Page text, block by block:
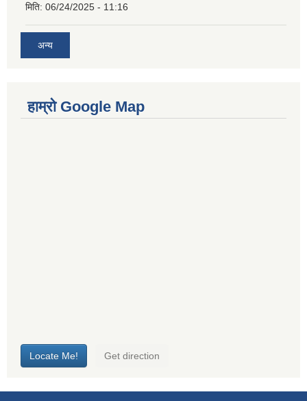
मिति: 06/24/2025 - 11:16
अन्य
हाम्रो Google Map